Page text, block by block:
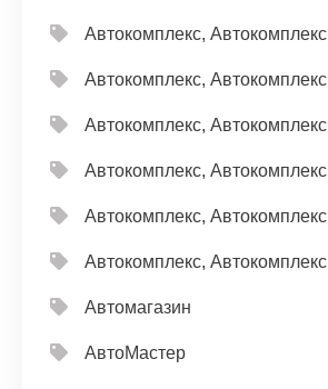
Автокомплекс, Автокомплекс
Автокомплекс, Автокомплекс
Автокомплекс, Автокомплекс
Автокомплекс, Автокомплекс
Автокомплекс, Автокомплекс
Автокомплекс, Автокомплекс
Автомагазин
АвтоМастер